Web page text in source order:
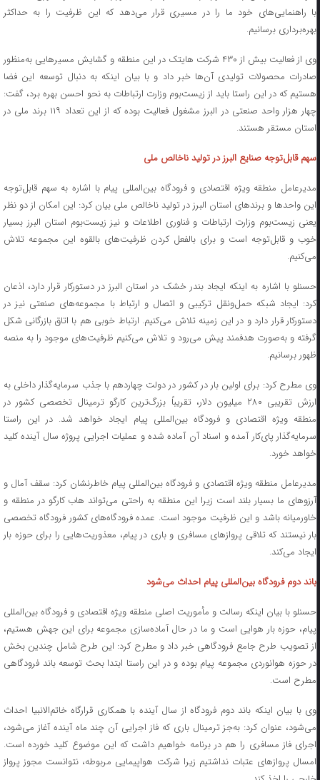
با راهنمایی‌های خود ما را در مسیری قرار می‌دهد که این ظرفیت را به حداکثر
بهره‌برداری برسانیم.
وی از فعالیت بیش از ۴۳۰ شرکت هایتک در این منطقه و گشایش مسیرهایی به‌منظور
صادرات محصولات تولیدی آن‌ها خبر داد و با بیان اینکه به دنبال توسعه این فضا
هستیم که در این راستا باید از زیست‌بوم وزارت ارتباطات به نحو احسن بهره برد، گفت:
چهار هزار واحد صنعتی در البرز مشغول فعالیت بوده که از این تعداد ۱۱۹ برند ملی در
استان مستقر هستند.
سهم قابل‌توجه صنایع البرز در تولید ناخالص ملی
مدیرعامل منطقه ویژه اقتصادی و فرودگاه بین‌المللی پیام با اشاره به سهم قابل‌توجه
این واحدها و برندهای استان البرز در تولید ناخالص ملی بیان کرد: این امکان از دو نظر
یعنی زیست‌بوم وزارت ارتباطات و فناوری اطلاعات و نیز زیست‌بوم استان البرز بسیار
خوب و قابل‌توجه است و برای بالفعل کردن ظرفیت‌های بالقوه این مجموعه تلاش
می‌کنیم.
حسنلو با اشاره به اینکه ایجاد بندر خشک در استان البرز در دستورکار قرار دارد، اذعان
کرد: ایجاد شبکه حمل‌ونقل ترکیبی و اتصال و ارتباط با مجموعه‌های صنعتی نیز در
دستورکار قرار دارد و در این زمینه تلاش می‌کنیم. ارتباط خوبی هم با اتاق بازرگانی شکل
گرفته و به‌صورت هدفمند پیش می‌رود و تلاش می‌کنیم ظرفیت‌های موجود را به منصه
ظهور برسانیم.
وی مطرح کرد: برای اولین بار در کشور در دولت چهاردهم با جذب سرمایه‌گذار داخلی به
ارزش تقریبی ۲۸۰ میلیون دلار، تقریباً بزرگ‌ترین کارگو ترمینال تخصصی کشور در
منطقه ویژه اقتصادی و فرودگاه بین‌المللی پیام ایجاد خواهد شد. در این راستا
سرمایه‌گذار پای‌کار آمده و اسناد آن آماده شده و عملیات اجرایی پروژه سال آینده کلید
خواهد خورد.
مدیرعامل منطقه ویژه اقتصادی و فرودگاه بین‌المللی پیام خاطرنشان کرد: سقف آمال و
آرزوهای ما بسیار بلند است زیرا این منطقه به راحتی می‌تواند هاب کارگو در منطقه و
خاورمیانه باشد و این ظرفیت موجود است. عمده فرودگاه‌های کشور فرودگاه تخصصی
بار نیستند که تلاقی پروازهای مسافری و باری در پیام، معذوریت‌هایی را برای حوزه بار
ایجاد می‌کند.
باند دوم فرودگاه بین‌المللی پیام احداث می‌شود
حسنلو با بیان اینکه رسالت و مأموریت اصلی منطقه ویژه اقتصادی و فرودگاه بین‌المللی
پیام، حوزه بار هوایی است و ما در حال آماده‌سازی مجموعه برای این جهش هستیم،
از تصویب طرح جامع فرودگاهی خبر داد و مطرح کرد: این طرح شامل چندین بخش
در حوزه هوانوردی مجموعه پیام بوده و در این راستا ابتدا بحث توسعه باند فرودگاهی
مطرح است.
وی با بیان اینکه باند دوم فرودگاه از سال آینده با همکاری قرارگاه خاتم‌الانبیا احداث
می‌شود، عنوان کرد: به‌جز ترمینال باری که فاز اجرایی آن چند ماه آینده آغاز می‌شود،
اجرای فاز مسافری را هم در برنامه خواهیم داشت که این موضوع کلید خورده است.
امسال پروازهای عتبات نداشتیم زیرا شرکت هواپیمایی مربوطه، نتوانست مجوز پرواز